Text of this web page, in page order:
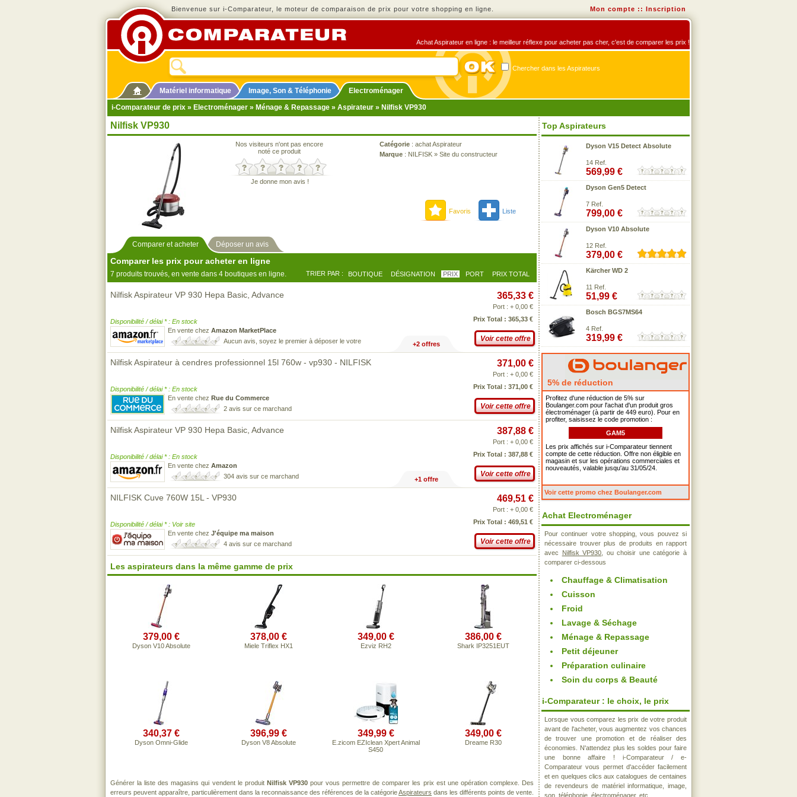
Bienvenue sur i-Comparateur, le moteur de comparaison de prix pour votre shopping en ligne. Mon compte :: Inscription
Achat Aspirateur en ligne : le meilleur réflexe pour acheter pas cher, c'est de comparer les prix !
Chercher dans les Aspirateurs
Matériel informatique Image, Son & Téléphonie
Electroménager
i-Comparateur de prix » Electroménager » Ménage & Repassage » Aspirateur » Nilfisk VP930
Nilfisk VP930
Nos visiteurs n'ont pas encore
noté ce produit
Je donne mon avis !
Catégorie : achat Aspirateur
Marque : NILFISK » Site du constructeur
Favoris Liste
Comparer et acheter Déposer un avis
Comparer les prix pour acheter en ligne
7 produits trouvés, en vente dans 4 boutiques en ligne. TRIER PAR : BOUTIQUE DÉSIGNATION PRIX PORT PRIX TOTAL
Nilfisk Aspirateur VP 930 Hepa Basic, Advance
Disponibilité / délai * : En stock
En vente chez Amazon MarketPlace
Aucun avis, soyez le premier à déposer le votre
365,33 €
Port : + 0,00 €
Prix Total : 365,33 €
Voir cette offre
+2 offres
Nilfisk Aspirateur à cendres professionnel 15l 760w - vp930 - NILFISK
Disponibilité / délai * : En stock
En vente chez Rue du Commerce
2 avis sur ce marchand
371,00 €
Port : + 0,00 €
Prix Total : 371,00 €
Voir cette offre
Nilfisk Aspirateur VP 930 Hepa Basic, Advance
Disponibilité / délai * : En stock
En vente chez Amazon
304 avis sur ce marchand
387,88 €
Port : + 0,00 €
Prix Total : 387,88 €
Voir cette offre
+1 offre
NILFISK Cuve 760W 15L - VP930
Disponibilité / délai * : Voir site
En vente chez J'équipe ma maison
4 avis sur ce marchand
469,51 €
Port : + 0,00 €
Prix Total : 469,51 €
Voir cette offre
Les aspirateurs dans la même gamme de prix
379,00 €
Dyson V10 Absolute
378,00 €
Miele Triflex HX1
349,00 €
Ezviz RH2
386,00 €
Shark IP3251EUT
340,37 €
Dyson Omni-Glide
396,99 €
Dyson V8 Absolute
349,99 €
E.zicom EZIclean Xpert Animal
S450
349,00 €
Dreame R30
Générer la liste des magasins qui vendent le produit Nilfisk VP930pour vous permettre de comparer les prix est une opération complexe. Des
erreurs peuvent apparaître, particulièrement dans la reconnaissance des références de la catégorieAspirateurs dans les différents points de vente.
Top Aspirateurs
Dyson V15 Detect Absolute
14 Ref.
569,99 €
Dyson Gen5 Detect
7 Ref.
799,00 €
Dyson V10 Absolute
12 Ref.
379,00 €
Kärcher WD 2
11 Ref.
51,99 €
Bosch BGS7MS64
4 Ref.
319,99 €
5% de réduction
Profitez d'une réduction de 5% sur
Boulanger.com pour l'achat d'un produit gros
électroménager (à partir de 449 euro). Pour en
profiter, saisissez le code promotion :
GAM5
Les prix affichés sur i-Comparateur tiennent
compte de cette réduction. Offre non éligible en
magasin et sur les opérations commerciales et
nouveautés, valable jusqu'au 31/05/24.
Voir cette promo chez Boulanger.com
Achat Electroménager
Pour continuer votre shopping, vous pouvez si
nécessaire trouver plus de produits en rapport
avec
Nilfisk VP930 , ou choisir une catégorie à
comparer ci-dessous
Chauffage & Climatisation
Cuisson
Froid
Lavage & Séchage
Ménage & Repassage
Petit déjeuner
Préparation culinaire
Soin du corps & Beauté
i-Comparateur : le choix, le prix
Lorsque vous comparez les prix de votre produit
avant de l'acheter, vous augmentez vos chances
de trouver une promotion et de réaliser des
économies. N'attendez plus les soldes pour faire
une bonne affaire ! i-Comparateur / e-
Comparateur vous permet d'accéder facilement
et en quelques clics aux catalogues de centaines
de revendeurs de matériel informatique, image,
son, téléphonie, électroménager, etc..